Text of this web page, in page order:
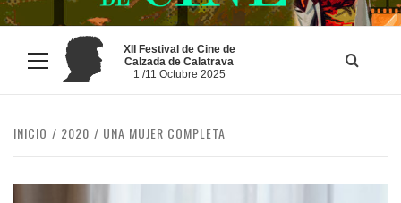
Menú
principal
XII Festival de Cine de
Calzada de Calatrava
1 /11 Octubre 2025
INICIO 2020 UNA MUJER COMPLETA